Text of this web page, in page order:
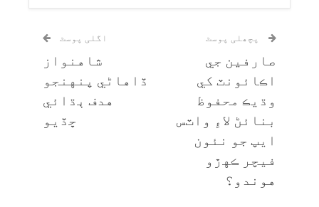
پچھلی پوسٹ
صارفين جي
اڪائونٽ کي
وڌيڪ محفوظ
بنائڻ لاءِ واٽس
ايپ جو نئون
فيچر ڪهڙو
هوندو؟
اگلی پوسٹ
شاهنواز
ڏاهاڻي پنهنجو
هدف ٻڌائي
ڇڏيو